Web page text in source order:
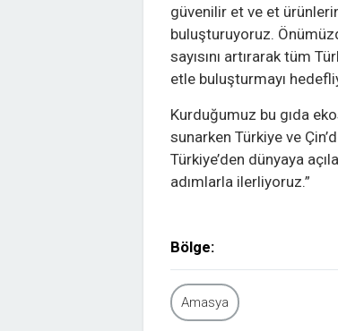
güvenilir et ve et
buluşturuyoruz.
sayısını artırarak tüm
etle buluşturmayı
Kurduğumuz bu gıda
sunarken Türkiye ve
Türkiye’den dünyaya
adımlarla ilerliyoruz.”
Bölge:
Amasya